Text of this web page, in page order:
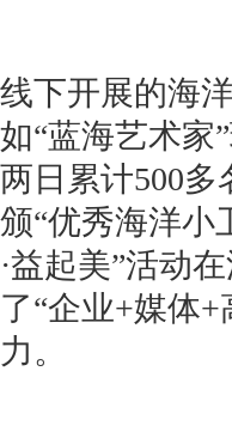
线下开展的海
如“蓝海艺术家
两日累计500
颁“优秀海洋小
·益起美”活动
了“企业+媒体
力。